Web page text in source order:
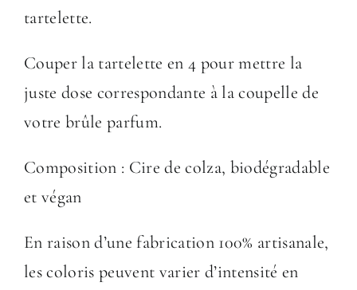
tartelette.
Couper la tartelette en 4 pour mettre la
juste dose correspondante à la coupelle de
votre brûle parfum.
Composition : Cire de colza, biodégradable
et végan
En raison d’une fabrication 100% artisanale,
les coloris peuvent varier d’intensité en